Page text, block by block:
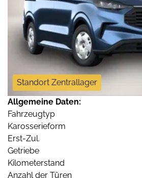
Standort Zentrallager
Allgemeine Daten:
Fahrzeugtyp
Karosserieform
Erst-Zul.
Getriebe
Kilometerstand
Anzahl der Türen